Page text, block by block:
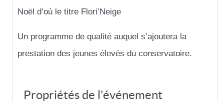
Noël d’où le titre Flori’Neige
Un programme de qualité auquel s’ajoutera la
prestation des jeunes élevés du conservatoire.
Propriétés de l'événement